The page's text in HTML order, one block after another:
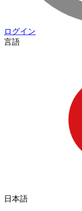
ログイン
言語
日本語